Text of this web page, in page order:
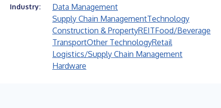
Industry:
Data Management
Supply Chain ManagementTechnology
Construction & PropertyREITFood/Beverage
TransportOther TechnologyRetail
Logistics/Supply Chain Management
Hardware